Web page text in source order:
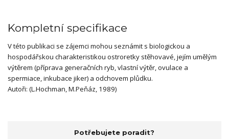
Kompletní specifikace
V této publikaci se zájemci mohou seznámit s biologickou a
hospodářskou charakteristikou ostroretky stěhovavé, jejím umělým
výtěrem (příprava generačních ryb, vlastní výtěr, ovulace a
spermiace, inkubace jiker) a odchovem plůdku.
Autoři: (L.Hochman, M.Peňáz, 1989)
Potřebujete poradit?